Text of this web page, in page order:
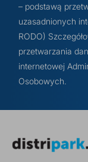
– podstawą
uzasadnionych
RODO)
przetwarzania
internetowej
Osobowych.